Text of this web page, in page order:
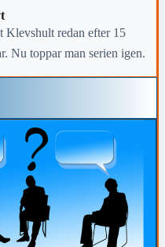
Klevshult redan efter 15
Nu toppar man serien igen.